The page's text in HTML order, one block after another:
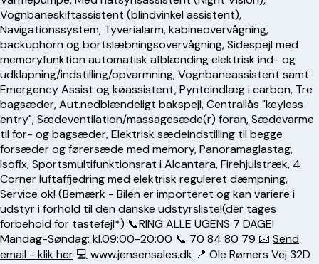
Vognbaneskiftassistent (blindvinkel assistent),
Navigationssystem, Tyverialarm, kabineovervågning,
backuphorn og bortslæbningsovervågning, Sidespejl med
memoryfunktion automatisk afblænding elektrisk ind- og
udklapning/indstilling/opvarmning, Vognbaneassistent samt
Emergency Assist og køassistent, Pynteindlæg i carbon, Tre
bagsæder, Aut.nedblændeligt bakspejl, Centrallås "keyless
entry", Sædeventilation/massagesæde(r) foran, Sædevarme
til for- og bagsæder, Elektrisk sædeindstilling til begge
forsæder og førersæde med memory, Panoramaglastag,
Isofix, Sportsmultifunktionsrat i Alcantara, Firehjulstræk, 4
Corner luftaffjedring med elektrisk reguleret dæmpning,
Service ok! (Bemærk - Bilen er importeret og kan variere i
udstyr i forhold til den danske udstyrsliste!(der tages
forbehold for tastefejl*) 📞RING ALLE UGENS 7 DAGE!
Mandag-Søndag: kl.09:00-20:00 📞 70 84 80 79 📧 Send
email - klik her 💻 www.jensensales.dk 📍 Ole Rømers Vej 32D